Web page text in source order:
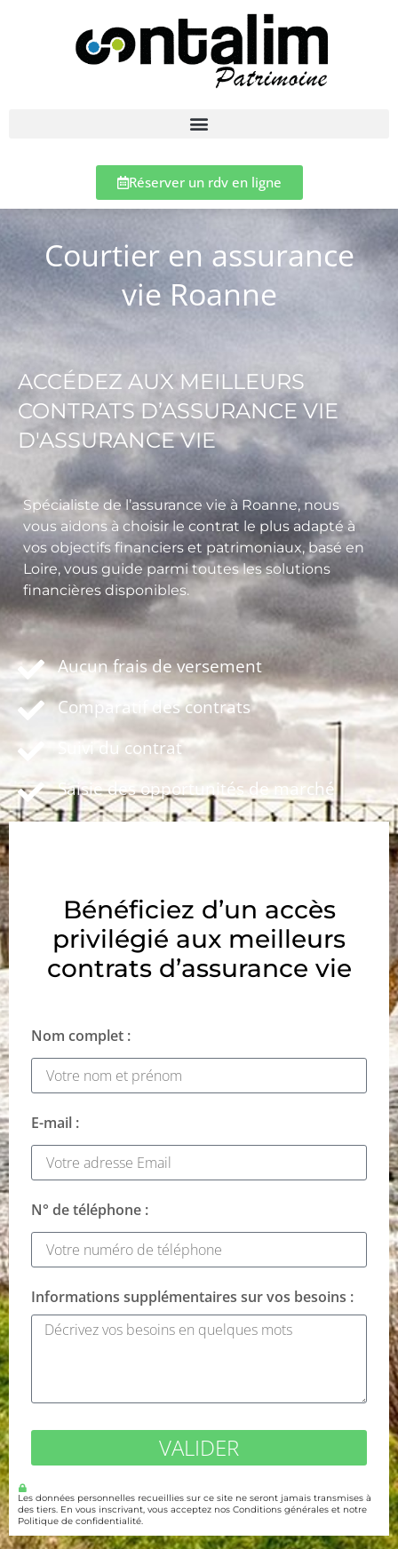
Réserver un rdv en ligne
Courtier en assurance
vie Roanne
ACCÉDEZ AUX MEILLEURS
CONTRATS D’ASSURANCE VIE
D'ASSURANCE VIE
Spécialiste de l’assurance vie à Roanne, nous
vous aidons à choisir le contrat le plus adapté à
vos objectifs financiers et patrimoniaux, basé en
Loire, vous guide parmi toutes les solutions
financières disponibles.
Aucun frais de versement
Comparatif des contrats
Suivi du contrat
Saisie des opportunités de marché
Bénéficiez d’un accès
privilégié aux meilleurs
contrats d’assurance vie
Nom complet :
E-mail :
N° de téléphone :
Informations supplémentaires sur vos besoins :
VALIDER
Les données personnelles recueillies sur ce site ne seront jamais transmises à
des tiers. En vous inscrivant, vous acceptez nos Conditions générales et notre
Politique de confidentialité.